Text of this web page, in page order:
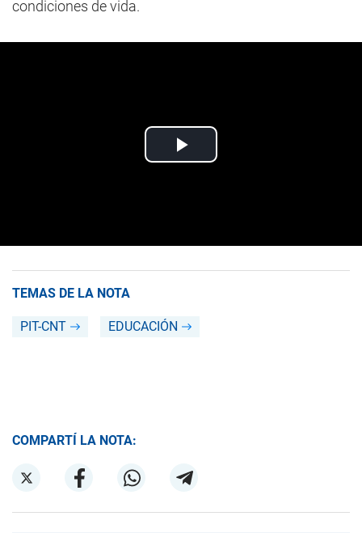
condiciones de vida.
TEMAS DE LA NOTA
PIT-CNT EDUCACIÓN
COMPARTÍ LA NOTA: